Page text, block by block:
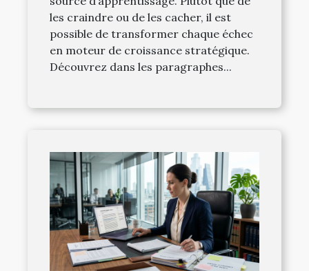
les craindre ou de les cacher, il est
possible de transformer chaque échec
en moteur de croissance stratégique.
Découvrez dans les paragraphes...